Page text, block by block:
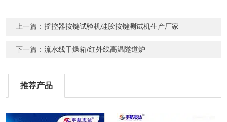
上一篇：摇控器按键试验机硅胶按键测试机生产厂家
下一篇：流水线干燥箱/红外线高温隧道炉
推荐产品